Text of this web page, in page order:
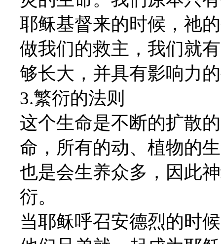
耶稣基督来的时候，祂
做我们的救主，我们就
够长大，并具有影响力
3.繁衍的法则
这个生命是不断的扩散
命，所有的动、植物的
也是会生养众多，因此
衍。
当耶稣呼召安德烈的时